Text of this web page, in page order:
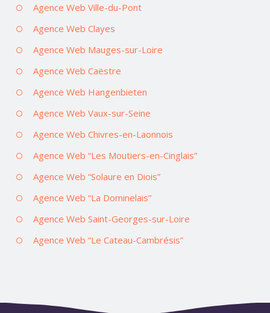
Agence Web Ville-du-Pont
Agence Web Clayes
Agence Web Mauges-sur-Loire
Agence Web Caëstre
Agence Web Hangenbieten
Agence Web Vaux-sur-Seine
Agence Web Chivres-en-Laonnois
Agence Web “Les Moutiers-en-Cinglais”
Agence Web “Solaure en Diois”
Agence Web “La Dominelais”
Agence Web Saint-Georges-sur-Loire
Agence Web “Le Cateau-Cambrésis”